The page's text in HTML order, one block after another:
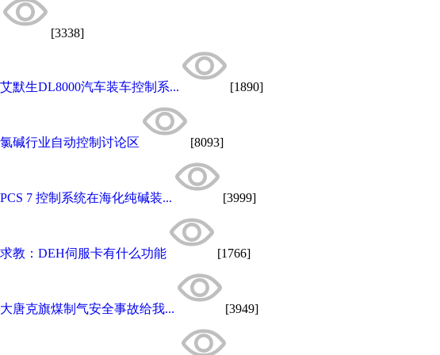
[3338]
艾默生DL8000汽车装车控制系... [1890]
氯碱行业自动控制讨论区 [8093]
PCS 7 控制系统在海化纯碱装... [3999]
求教：DEH伺服卡有什么功能 [1766]
大唐克旗煤制气安全事故给我... [3949]